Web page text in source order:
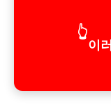
👆
이